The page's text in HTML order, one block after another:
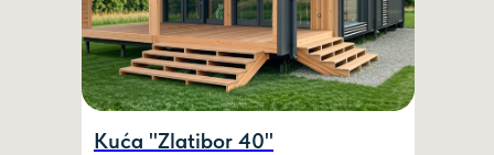
Kuća "Zlatibor 40"